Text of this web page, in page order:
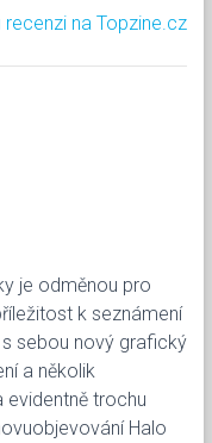
recenzi na Topzine.cz
je odměnou pro
k seznámení
sebou nový grafický
a několik
evidentně trochu
Halo